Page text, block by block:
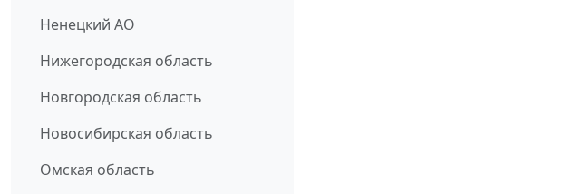
Ненецкий АО
Нижегородская область
Новгородская область
Новосибирская область
Омская область